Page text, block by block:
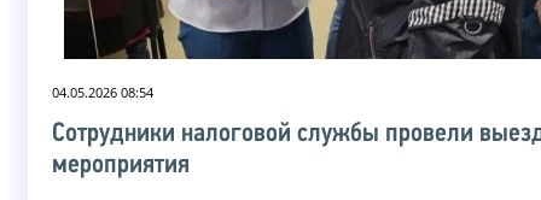
04.05.2026 08:54
Сотрудники налоговой службы провели
мероприятия